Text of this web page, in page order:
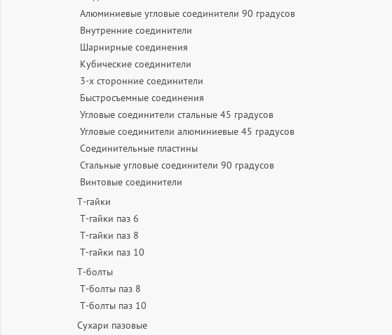
Алюминиевые угловые соединители 90 градусов
Внутренние соединители
Шарнирные соединения
Кубические соединители
3-х сторонние соединители
Быстросъемные соединения
Угловые соединители стальные 45 градусов
Угловые соединители алюминиевые 45 градусов
Соединительные пластины
Стальные угловые соединители 90 градусов
Винтовые соединители
Т-гайки
Т-гайки паз 6
Т-гайки паз 8
Т-гайки паз 10
Т-болты
Т-болты паз 8
Т-болты паз 10
Сухари пазовые